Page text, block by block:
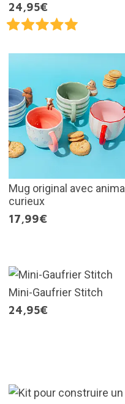
24,95€
Mug original avec animal
curieux
17,99€
Mini-Gaufrier Stitch
24,95€